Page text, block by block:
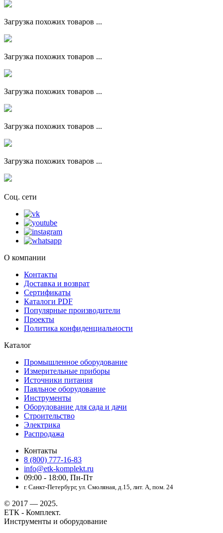
Загрузка похожих товаров ...
Загрузка похожих товаров ...
Загрузка похожих товаров ...
Загрузка похожих товаров ...
Загрузка похожих товаров ...
Соц. сети
О компании
Контакты
Доставка и возврат
Сертификаты
Каталоги PDF
Популярные производители
Проекты
Политика конфиденциальности
Каталог
Промышленное оборудование
Измерительные приборы
Источники питания
Паяльное оборудование
Инструменты
Оборудование для сада и дачи
Строительство
Электрика
Распродажа
Контакты
8 (800) 777-16-83
info@etk-komplekt.ru
09:00 - 18:00, Пн-Пт
г. Санкт-Петербург, ул. Смоляная, д.15, лит. А, пом. 24
© 2017 — 2025.
ЕТК - Комплект.
Инструменты и оборудование